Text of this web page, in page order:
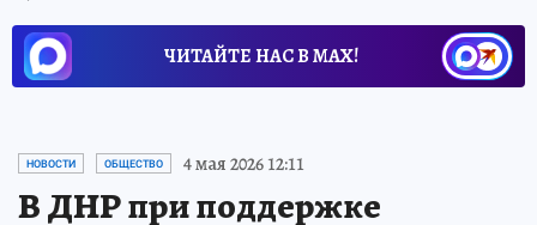
ЧИТАЙТЕ НАС В МАХ!
НОВОСТИ ОБЩЕСТВО 4 мая 2026 12:11
В ДНР при поддержке